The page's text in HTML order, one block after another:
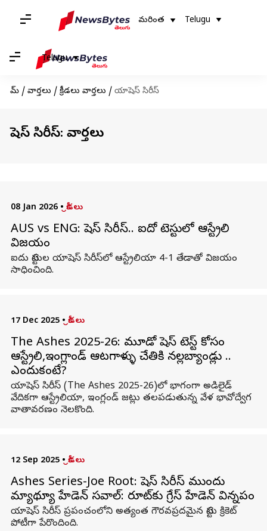
మరింత Telugu
Telugu
హోమ్ / వార్తలు / క్రీడలు వార్తలు / యాషెస్ సిరీస్
యాషెస్ సిరీస్: వార్తలు
08 Jan 2026 • క్రీడలు
AUS vs ENG: యాషెస్ సిరీస్.. ఐదో టెస్టులో ఆస్ట్రేలియా
విజయం
ఐదు టెస్టుల యాషెస్ సిరీస్‌లో ఆస్ట్రేలియా 4-1 తేడాతో విజయం
సాధించింది.
17 Dec 2025 • క్రీడలు
The Ashes 2025-26: మూడో యాషెస్ టెస్ట్ కోసం
ఆస్ట్రేలియా,ఇంగ్లాండ్ ఆటగాళ్ళు చేతికి నల్లబ్యాండ్లు ..
ఎందుకంటే?
యాషెస్‌ సిరీస్‌ (The Ashes 2025-26)లో భాగంగా అడిలైడ్‌
వేదికగా ఆస్ట్రేలియా, ఇంగ్లండ్ జట్లు తలపడుతున్న వేళ భావోద్వేగ
వాతావరణం నెలకొంది.
12 Sep 2025 • క్రీడలు
Ashes Series-Joe Root: యాషెస్ సిరీస్ ముందు
మ్యాథ్యూ హేడెన్ సవాల్: రూట్‌కు గ్రేస్ హేడెన్ విన్నపం
యాషెస్ సిరీస్ ప్రపంచంలోని అత్యంత గౌరవప్రదమైన టెస్టు క్రికెట్
పోటీగా పేరొందింది.